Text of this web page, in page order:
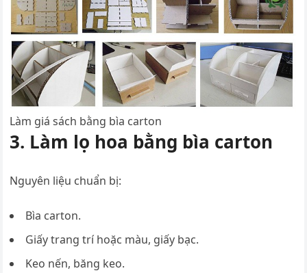
Làm giá sách bằng bìa carton
3. Làm lọ hoa bằng bìa carton
Nguyên liệu chuẩn bị:
Bìa carton.
Giấy trang trí hoặc màu, giấy bạc.
Keo nến, băng keo.